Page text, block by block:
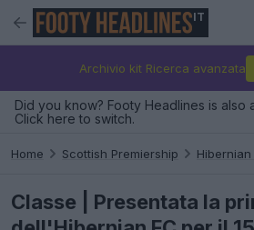
IT
Archivio kit Ricerca avanzata
Did you know? Footy Headlines is also
Click here to switch.
Home Scottish Premiership Hibernian
Classe | Presentata la